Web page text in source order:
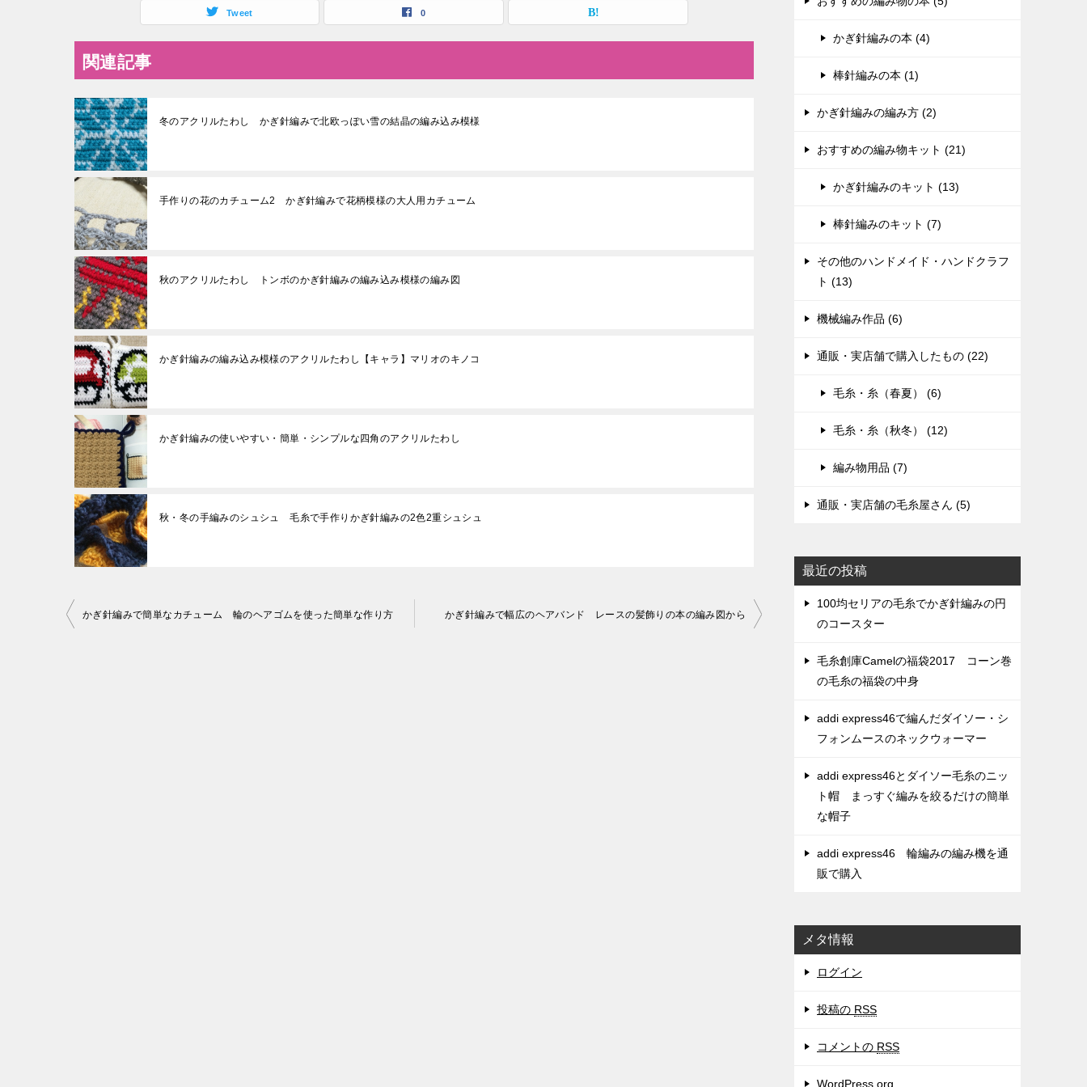
Tweet 0
関連記事
冬のアクリルたわし かぎ針編みで北欧っぽい雪の結晶の編み込み模様
手作りの花のカチューム2 かぎ針編みで花柄模様の大人用カチューム
秋のアクリルたわし トンボのかぎ針編みの編み込み模様の編み図
かぎ針編みの編み込み模様のアクリルたわし【キャラ】マリオのキノコ
かぎ針編みの使いやすい・簡単・シンプルな四角のアクリルたわし
秋・冬の手編みのシュシュ 毛糸で手作りかぎ針編みの2色2重シュシュ
投かぎ針編みで簡単なカチューム 輪のヘアゴムを使った簡単な作り方 かぎ針編みで幅広のヘアバンド レースの髪飾りの本の編み図から
かぎ針編みの本 (4)
棒針編みの本 (1)
かぎ針編みの編み方 (2)
おすすめの編み物キット (21)
かぎ針編みのキット (13)
棒針編みのキット (7)
その他のハンドメイド・ハンドクラフ
ト (13)
機械編み作品 (6)
通販・実店舗で購入したもの (22)
毛糸・糸（春夏） (6)
毛糸・糸（秋冬） (12)
編み物用品 (7)
通販・実店舗の毛糸屋さん (5)
最近の投稿
100均セリアの毛糸でかぎ針編みの円
のコースター
毛糸創庫Camelの福袋2017 コーン巻
の毛糸の福袋の中身
addi express46で編んだダイソー・シ
フォンムースのネックウォーマー
addi express46とダイソー毛糸のニッ
ト帽 まっすぐ編みを絞るだけの簡単
な帽子
addi express46 輪編みの編み機を通
販で購入
メタ情報
ログイン
投稿の RSS
コメントの RSS
WordPress.org